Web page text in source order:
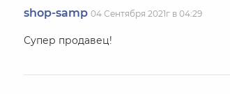
shop-samp 04 Сентября 2021г в 04:29
Супер продавец!